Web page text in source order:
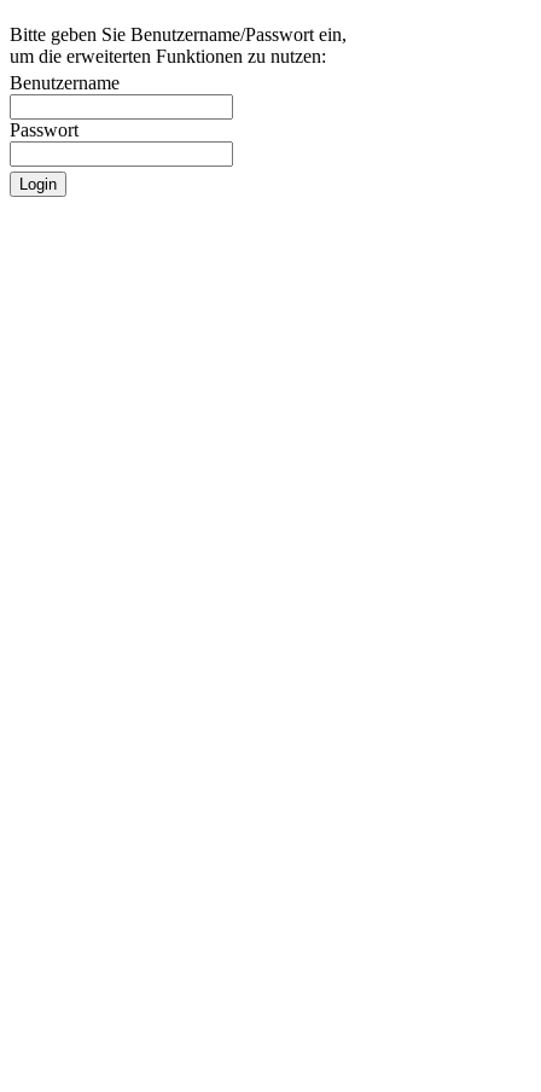
Bitte geben Sie Benutzername/Passwort ein,
um die erweiterten Funktionen zu nutzen:
Benutzername
Passwort